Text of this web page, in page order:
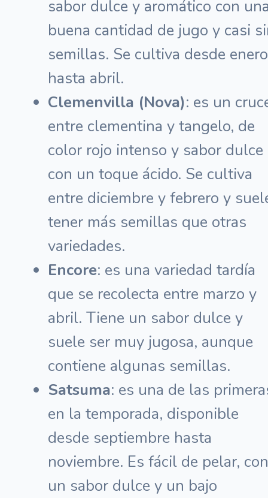
sabor dulce y aromático con
buena cantidad de jugo y casi
semillas. Se cultiva desde enero
hasta abril.
Clemenvilla (Nova): es un
entre clementina y tangelo, de
color rojo intenso y sabor dulce
con un toque ácido. Se cultiva
entre diciembre y febrero y
tener más semillas que otras
variedades.
Encore: es una variedad tardía
que se recolecta entre marzo y
abril. Tiene un sabor dulce y
suele ser muy jugosa, aunque
contiene algunas semillas.
Satsuma: es una de las
en la temporada, disponible
desde septiembre hasta
noviembre. Es fácil de pelar, con
un sabor dulce y un bajo